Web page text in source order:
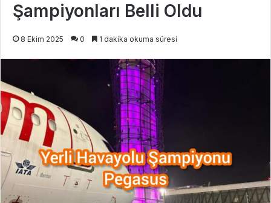
Şampiyonları Belli Oldu
8 Ekim 2025 0 1 dakika okuma süresi